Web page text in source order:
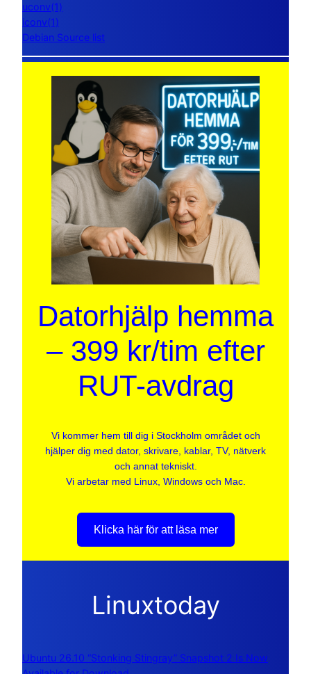
uconv(1)
iconv(1)
Debian Source list
Datorhjälp hemma
– 399 kr/tim efter
RUT-avdrag
Vi kommer hem till dig i Stockholm området och
hjälper dig med dator, skrivare, kablar, TV, nätverk
och annat tekniskt.
Vi arbetar med Linux, Windows och Mac.
Klicka här för att läsa mer
Linuxtoday
Ubuntu 26.10 “Stonking Stingray” Snapshot 2 Is Now